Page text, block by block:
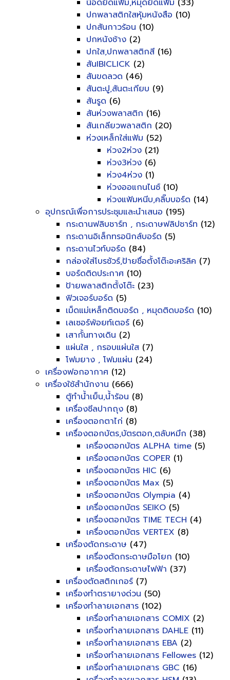
น็อดยึดแฟ้ม,หมุดยึดแฟ้ม (33)
ปกพลาสติกใสหุ้มหนังสือ (10)
ปกสันกาวร้อน (10)
ปกหนังช้าง (2)
ปกใส,ปกพลาสติกสี (16)
สันIBICLICK (2)
สันขดลวด (46)
สันตะปู,สันตะเกียบ (9)
สันรูด (6)
สันห่วงพลาสติก (16)
สันเกลียวพลาสติก (20)
ห่วงเหล็กใส่แฟ้ม (52)
ห่วง2ห่วง (21)
ห่วง3ห่วง (6)
ห่วง4ห่วง (1)
ห่วงออแกนไนซ์ (10)
ห่วงแฟ้มหนีบ,คลิ๊บบอร์ด (14)
อุปกรณ์เพื่อการประชุมและนำเสนอ (195)
กระดานฟลิบชาร์ท , กระดาษฟลิปชาร์ท (12)
กระดานอิเล็กทรอนิกส์บอร์ด (5)
กระดานไวท์บอร์ด (84)
กล่องใส่โบรชัวร์,ป้ายชื่อตั้งโต๊ะอะคริลิค (7)
บอร์ดติดประกาศ (10)
ป้ายพลาสติกตั้งโต๊ะ (23)
ฟิวเจอร์บอร์ด (5)
เม็ดแม่เหล็กติดบอร์ด , หมุดติดบอร์ด (10)
เลเซอร์พ้อยท์เตอร์ (6)
เสากั้นทางเดิน (2)
แผ่นใส , กรอบแผ่นใส (7)
โฟมยาง , โฟมแผ่น (24)
เครื่องฟอกอากาศ (12)
เครื่องใช้สำนักงาน (666)
ตู้ทำน้ำเย็น,น้ำร้อน (8)
เครื่องซีลปากถุง (8)
เครื่องตอกตาไก่ (8)
เครื่องตอกบัตร,บัตรตอก,ตลับหมึก (38)
เครื่องตอกบัตร ALPHA time (5)
เครื่องตอกบัตร COPER (1)
เครื่องตอกบัตร HIC (6)
เครื่องตอกบัตร Max (5)
เครื่องตอกบัตร Olympia (4)
เครื่องตอกบัตร SEIKO (5)
เครื่องตอกบัตร TIME TECH (4)
เครื่องตอกบัตร VERTEX (8)
เครื่องตัดกระดาษ (47)
เครื่องตัดกระดาษมือโยก (10)
เครื่องตัดกระดาษไฟฟ้า (37)
เครื่องตัดสติกเกอร์ (7)
เครื่องทำตรายางด่วน (50)
เครื่องทำลายเอกสาร (102)
เครื่องทำลายเอกสาร COMIX (2)
เครื่องทำลายเอกสาร DAHLE (11)
เครื่องทำลายเอกสาร EBA (2)
เครื่องทำลายเอกสาร Fellowes (12)
เครื่องทำลายเอกสาร GBC (16)